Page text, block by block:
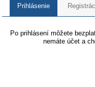
Prihlásenie
Po prihlásení môžete
nemáte účet a